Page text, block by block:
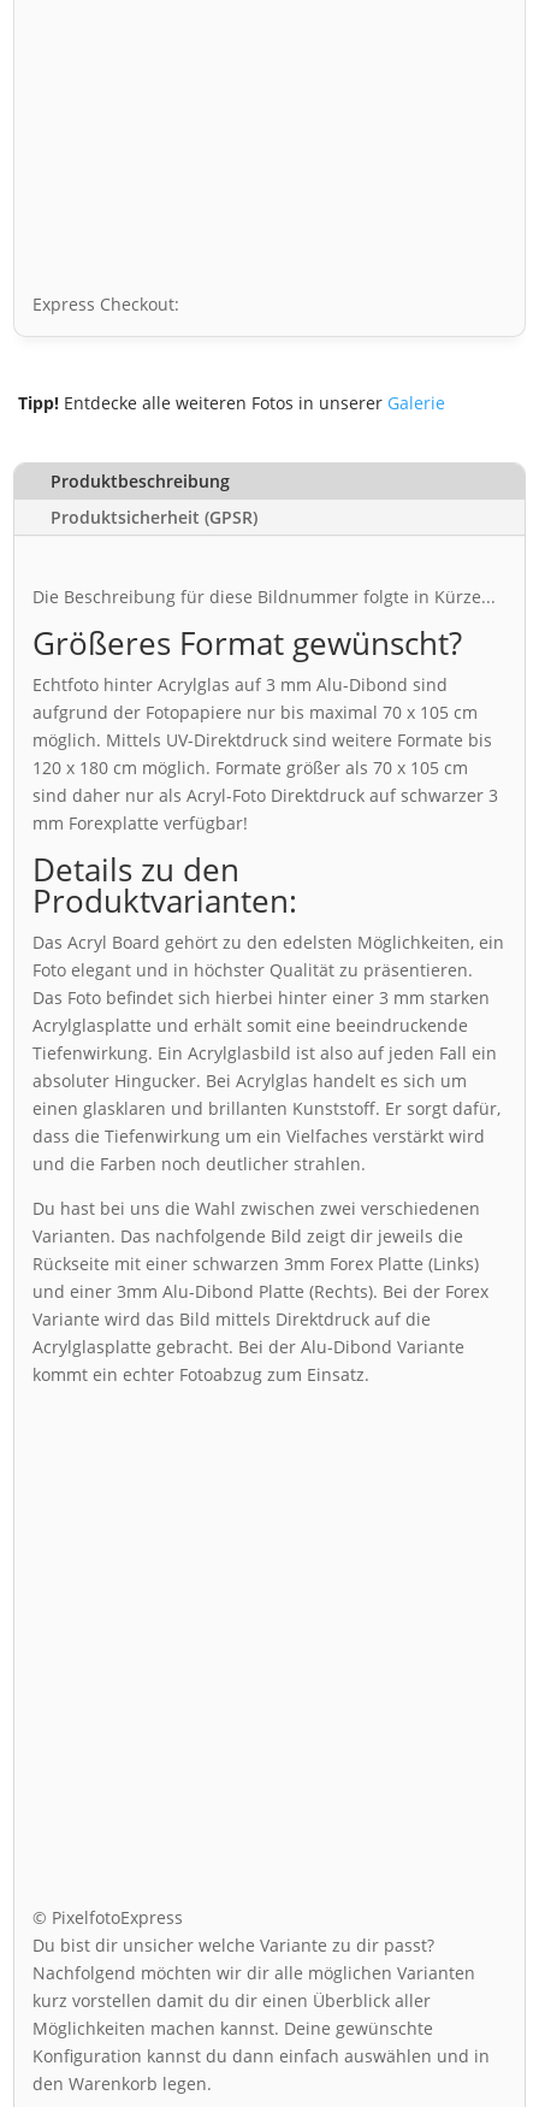
Express Checkout:
Tipp! Entdecke alle weiteren Fotos in unserer Galerie
Produktbeschreibung
Produktsicherheit (GPSR)
Die Beschreibung für diese Bildnummer folgte in Kürze...
Größeres Format gewünscht?
Echtfoto hinter Acrylglas auf 3 mm Alu-Dibond sind
aufgrund der Fotopapiere nur bis maximal 70 x 105 cm
möglich. Mittels UV-Direktdruck sind weitere Formate bis
120 x 180 cm möglich. Formate größer als 70 x 105 cm
sind daher nur als Acryl-Foto Direktdruck auf schwarzer 3
mm Forexplatte verfügbar!
Details zu den
Produktvarianten:
Das Acryl Board gehört zu den edelsten Möglichkeiten, ein
Foto elegant und in höchster Qualität zu präsentieren.
Das Foto befindet sich hierbei hinter einer 3 mm starken
Acrylglasplatte und erhält somit eine beeindruckende
Tiefenwirkung. Ein Acrylglasbild ist also auf jeden Fall ein
absoluter Hingucker. Bei Acrylglas handelt es sich um
einen glasklaren und brillanten Kunststoff. Er sorgt dafür,
dass die Tiefenwirkung um ein Vielfaches verstärkt wird
und die Farben noch deutlicher strahlen.
Du hast bei uns die Wahl zwischen zwei verschiedenen
Varianten. Das nachfolgende Bild zeigt dir jeweils die
Rückseite mit einer schwarzen 3mm Forex Platte (Links)
und einer 3mm Alu-Dibond Platte (Rechts). Bei der Forex
Variante wird das Bild mittels Direktdruck auf die
Acrylglasplatte gebracht. Bei der Alu-Dibond Variante
kommt ein echter Fotoabzug zum Einsatz.
© PixelfotoExpress
Du bist dir unsicher welche Variante zu dir passt?
Nachfolgend möchten wir dir alle möglichen Varianten
kurz vorstellen damit du dir einen Überblick aller
Möglichkeiten machen kannst. Deine gewünschte
Konfiguration kannst du dann einfach auswählen und in
den Warenkorb legen.